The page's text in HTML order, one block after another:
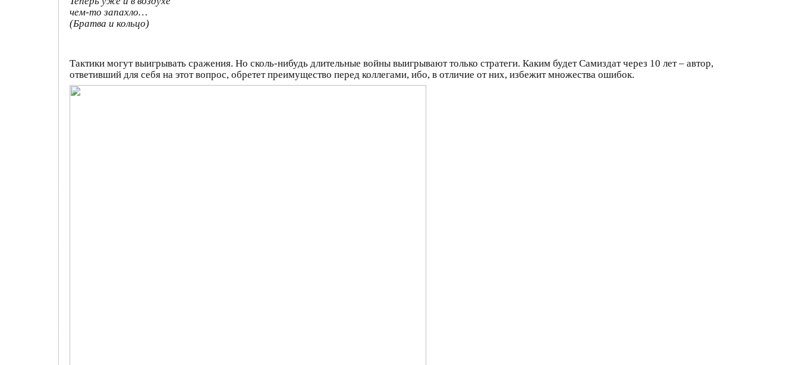
чем-то запахло…
(Братва и кольцо)
Тактики могут выигрывать сражения. Но сколь-нибудь длительные войны выигрывают только стратеги. Каким будет Самиздат через 10 лет – автор,
ответивший для себя на этот вопрос, обретет преимущество перед коллегами, ибо, в отличие от них, избежит множества ошибок.